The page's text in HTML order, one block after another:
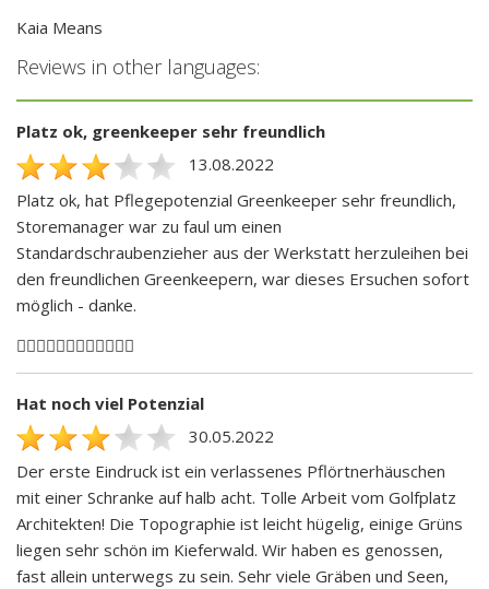
Kaia Means
Reviews in other languages:
Platz ok, greenkeeper sehr freundlich
13.08.2022
Platz ok, hat Pflegepotenzial Greenkeeper sehr freundlich,
Storemanager war zu faul um einen
Standardschraubenzieher aus der Werkstatt herzuleihen bei
den freundlichen Greenkeepern, war dieses Ersuchen sofort
möglich - danke.
🏌🏻‍♂️🏌🏻‍♂️🏌🏻‍♂️🏌🏻‍♂️
Hat noch viel Potenzial
30.05.2022
Der erste Eindruck ist ein verlassenes Pflörtnerhäuschen
mit einer Schranke auf halb acht. Tolle Arbeit vom Golfplatz
Architekten! Die Topographie ist leicht hügelig, einige Grüns
liegen sehr schön im Kieferwald. Wir haben es genossen,
fast allein unterwegs zu sein. Sehr viele Gräben und Seen,